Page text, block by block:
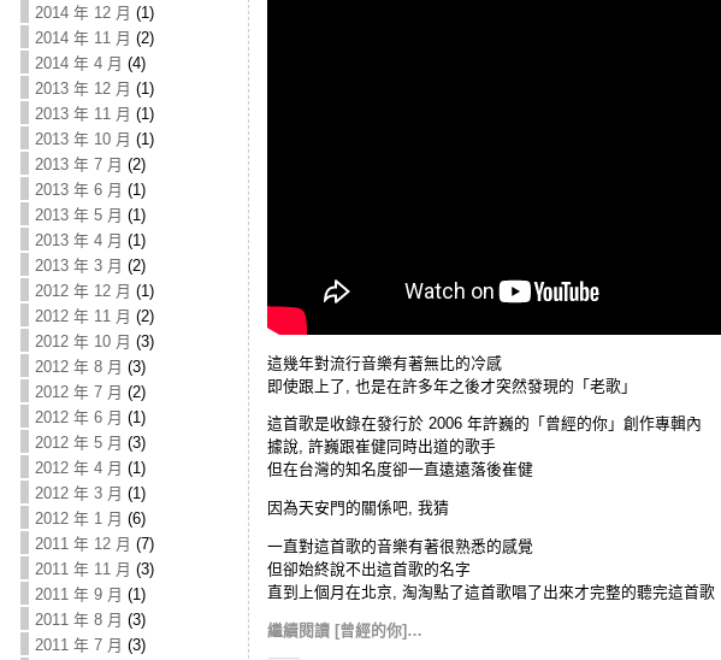
2014 年 12 月 (1)
2014 年 11 月 (2)
2014 年 4 月 (4)
2013 年 12 月 (1)
2013 年 11 月 (1)
2013 年 10 月 (1)
2013 年 7 月 (2)
2013 年 6 月 (1)
2013 年 5 月 (1)
2013 年 4 月 (1)
2013 年 3 月 (2)
2012 年 12 月 (1)
2012 年 11 月 (2)
2012 年 10 月 (3)
2012 年 8 月 (3)
2012 年 7 月 (2)
2012 年 6 月 (1)
2012 年 5 月 (3)
2012 年 4 月 (1)
2012 年 3 月 (1)
2012 年 1 月 (6)
2011 年 12 月 (7)
2011 年 11 月 (3)
2011 年 9 月 (1)
2011 年 8 月 (3)
2011 年 7 月 (3)
這幾年對流行音樂有著無比的冷感
即使跟上了, 也是在許多年之後才突然發現的「老歌」
這首歌是收錄在發行於 2006 年許巍的「曾經的你」創作專輯內
據說, 許巍跟崔健同時出道的歌手
但在台灣的知名度卻一直遠遠落後崔健
因為天安門的關係吧, 我猜
一直對這首歌的音樂有著很熟悉的感覺
但卻始終說不出這首歌的名字
直到上個月在北京, 淘淘點了這首歌唱了出來才完整的聽完這首歌
繼續閱讀 [曾經的你]…